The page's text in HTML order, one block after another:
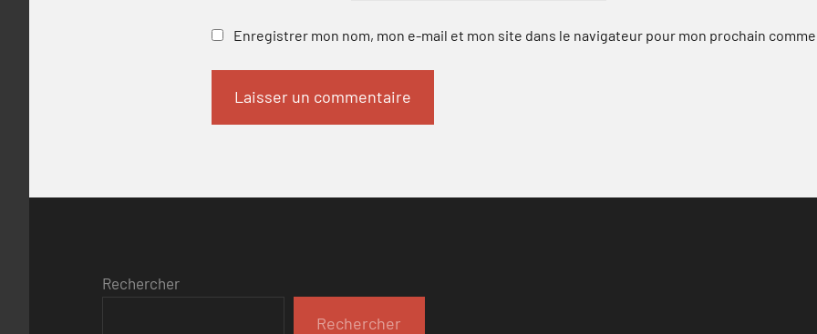
Enregistrer mon nom, mon e-mail et mon site dans le navigateur pour mon prochain
Rechercher
Rechercher